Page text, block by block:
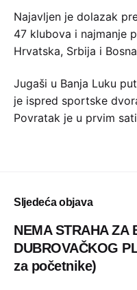
Najavljen je dolazak
47 klubova i najmanje
Hrvatska, Srbija i
Jugaši u Banja Luku
je ispred sportske
Povratak je u prvim
Sljedeća objava
NEMA STRAHA ZA
DUBROVAČKOG
za početnike)